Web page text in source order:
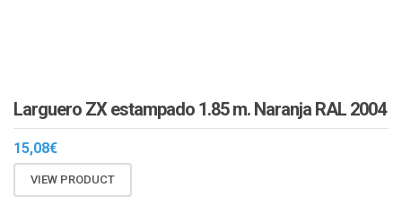
Larguero ZX estampado 1.85 m. Naranja RAL 2004
15,08€
VIEW PRODUCT